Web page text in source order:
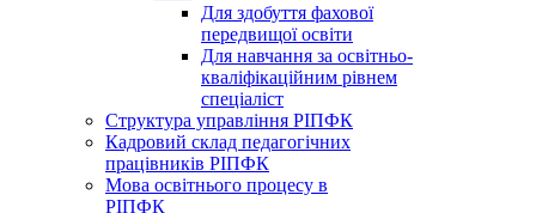
Для здобуття фахової
передвищої освіти
Для навчання за освітньо-
кваліфікаційним рівнем
спеціаліст
Структура управління РІПФК
Кадровий склад педагогічних
працівників РІПФК
Мова освітнього процесу в
РІПФК